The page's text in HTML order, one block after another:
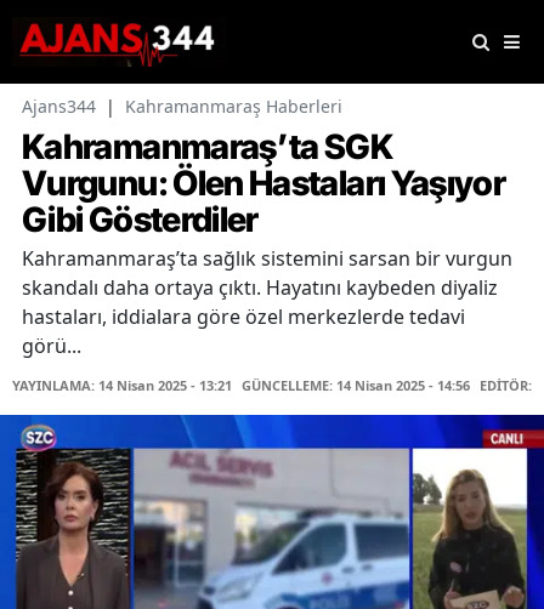
Ajans344 | Kahramanmaraş Haberleri
Kahramanmaraş’ta SGK
Vurgunu: Ölen Hastaları Yaşıyor
Gibi Gösterdiler
Kahramanmaraş’ta sağlık sistemini sarsan bir vurgun
skandalı daha ortaya çıktı. Hayatını kaybeden diyaliz
hastaları, iddialara göre özel merkezlerde tedavi
görü...
YAYINLAMA: 14 Nisan 2025 - 13:21 GÜNCELLEME: 14 Nisan 2025 - 14:56 EDİTÖR: